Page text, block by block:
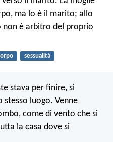
ma lo è il marito; allo
non è arbitro del proprio
sessualità
stava per finire, si
luogo. Venne
come di vento che si
la casa dove si